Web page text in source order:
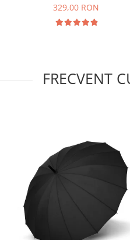
329,00 RON
FRECVENT